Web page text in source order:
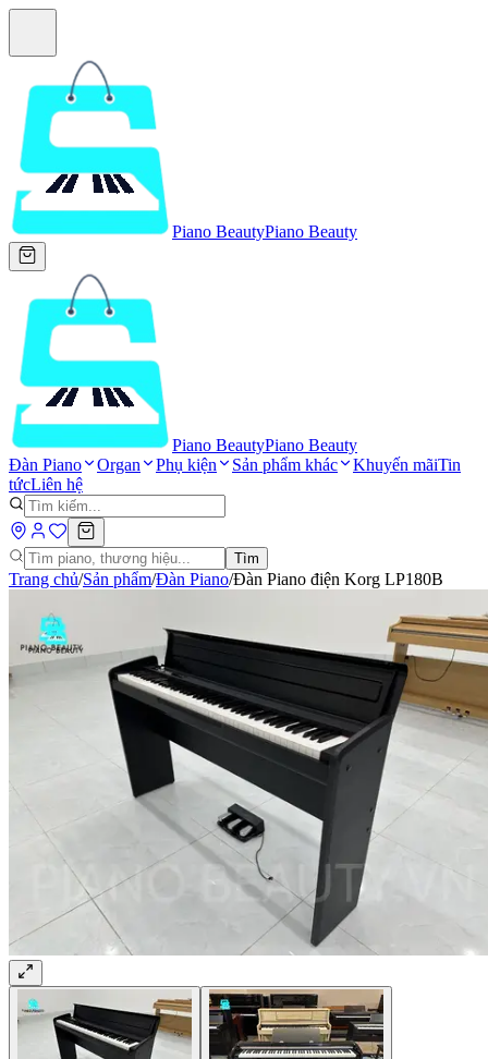
Piano BeautyPiano Beauty
Piano BeautyPiano Beauty
Đàn Piano
Organ Phụ kiện Sản phẩm khác Khuyến mãiTin
tứcLiên hệ
Tìm
Trang chủ/Sản phẩm/Đàn Piano/Đàn Piano điện Korg LP180B